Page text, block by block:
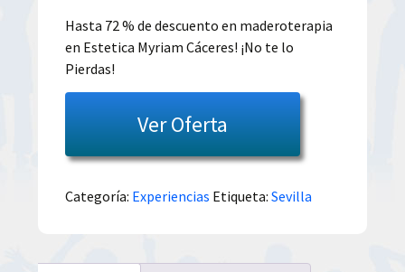
precio
original
era:
90.00€.
precio
actual
es:
39.00€.
Hasta 72 % de descuento en maderoterapia
en Estetica Myriam Cáceres! ¡No te lo
Pierdas!
Ver Oferta
Categoría: Experiencias Etiqueta:Sevilla